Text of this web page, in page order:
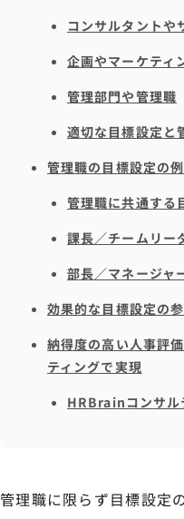
コンサルタントや
企画やマーケティ
管理部門や管理職
適切な目標設定と
管理職の目標設定の
管理職に共通する
課長／チームリー
部長／マネージャ
効果的な目標設定の
納得度の高い人事評
ティングで実現
HRBrainコンサル
管理職に限らず目標設定